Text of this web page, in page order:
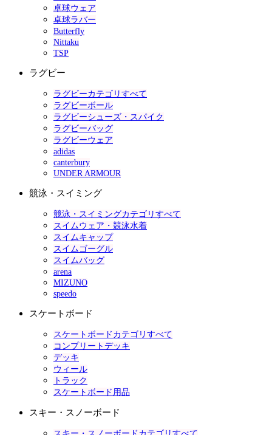
卓球ウェア
卓球ラバー
Butterfly
Nittaku
TSP
ラグビー
ラグビーカテゴリすべて
ラグビーボール
ラグビーシューズ・スパイク
ラグビーバッグ
ラグビーウェア
adidas
canterbury
UNDER ARMOUR
競泳・スイミング
競泳・スイミングカテゴリすべて
スイムウェア・競泳水着
スイムキャップ
スイムゴーグル
スイムバッグ
arena
MIZUNO
speedo
スケートボード
スケートボードカテゴリすべて
コンプリートデッキ
デッキ
ウィール
トラック
スケートボード用品
スキー・スノーボード